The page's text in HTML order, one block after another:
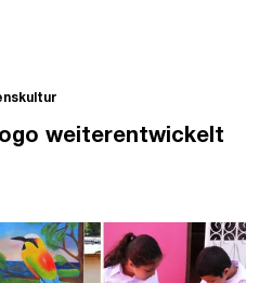
weiterentwickelt